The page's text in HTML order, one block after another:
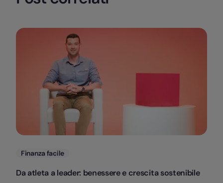
Categorie
Finanza facile
Da atleta a leader: benessere e crescita sostenibile